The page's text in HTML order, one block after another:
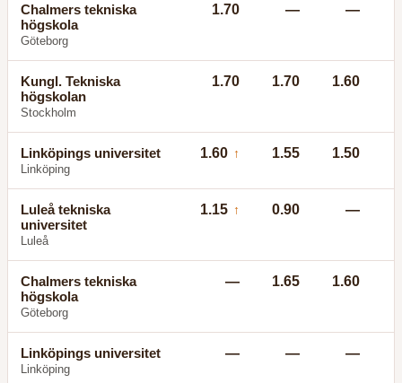
Chalmers tekniska
högskola
Göteborg
1.70 — —
Kungl. Tekniska
högskolan
Stockholm
1.70 1.70 1.60
Linköpings universitet
Linköping
1.60 ↑ 1.55 1.50
Luleå tekniska
universitet
Luleå
1.15 ↑ 0.90 —
Chalmers tekniska
högskola
Göteborg
— 1.65 1.60
Linköpings universitet
Linköping
— — —